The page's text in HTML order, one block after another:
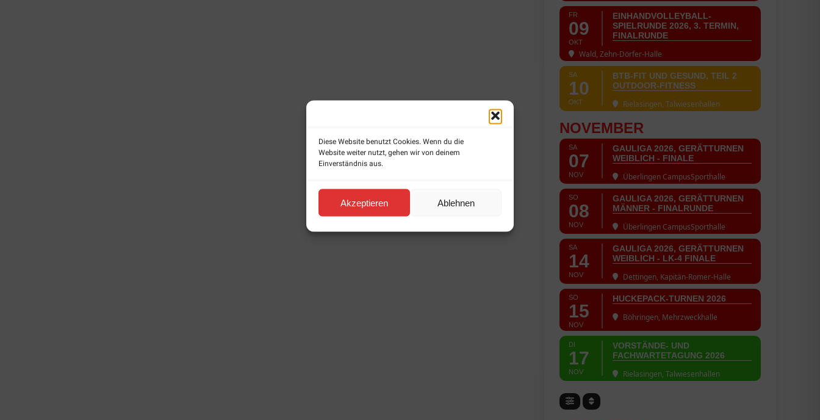
Diese Website benutzt Cookies. Wenn du die
Website weiter nutzt, gehen wir von deinem
Einverständnis aus.
Akzeptieren Ablehnen
FR
09
OKT
EINHANDVOLLEYBALL-
SPIELRUNDE 2026, 3. TERMIN,
FINALRUNDE
Wald, Zehn-Dörfer-Halle
SA
10
OKT
BTB-FIT UND GESUND, TEIL 2
OUTDOOR-FITNESS
Rielasingen, Talwiesenhallen
NOVEMBER
SA
07
NOV
GAULIGA 2026, GERÄTTURNEN
WEIBLICH - FINALE
Überlingen CampusSporthalle
SO
08
NOV
GAULIGA 2026, GERÄTTURNEN
MÄNNER - FINALRUNDE
Überlingen CampusSporthalle
SA
14
NOV
GAULIGA 2026, GERÄTTURNEN
WEIBLICH - LK-4 FINALE
Dettingen, Kapitän-Romer-Halle
SO
15
NOV
HUCKEPACK-TURNEN 2026
Böhringen, Mehrzweckhalle
DI
17
NOV
VORSTÄNDE- UND
FACHWARTETAGUNG 2026
Rielasingen, Talwiesenhallen